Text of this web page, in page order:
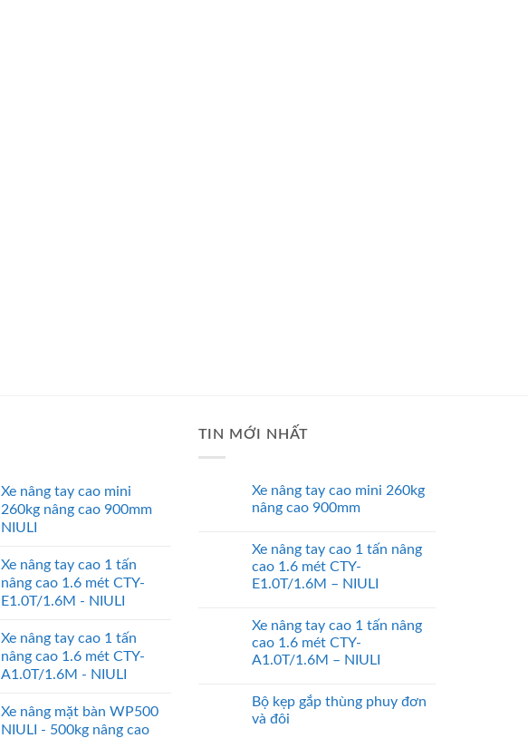
Xe nâng tay cao mini
260kg nâng cao 900mm
NIULI
Xe nâng tay cao 1 tấn
nâng cao 1.6 mét CTY-
E1.0T/1.6M - NIULI
Xe nâng tay cao 1 tấn
nâng cao 1.6 mét CTY-
A1.0T/1.6M - NIULI
Xe nâng mặt bàn WP500
NIULI - 500kg nâng cao
TIN MỚI NHẤT
Xe nâng tay cao mini 260kg
nâng cao 900mm
Xe nâng tay cao 1 tấn nâng
cao 1.6 mét CTY-
E1.0T/1.6M – NIULI
Xe nâng tay cao 1 tấn nâng
cao 1.6 mét CTY-
A1.0T/1.6M – NIULI
Bộ kẹp gắp thùng phuy đơn
và đôi